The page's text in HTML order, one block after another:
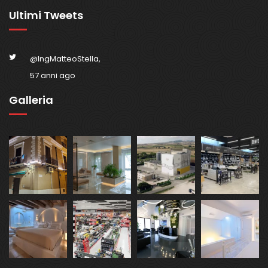
Ultimi Tweets
@IngMatteoStella,
57 anni ago
Galleria